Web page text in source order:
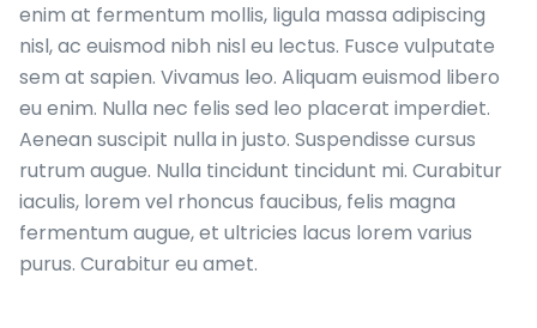
enim at fermentum mollis, ligula massa adipiscing
nisl, ac euismod nibh nisl eu lectus. Fusce vulputate
sem at sapien. Vivamus leo. Aliquam euismod libero
eu enim. Nulla nec felis sed leo placerat imperdiet.
Aenean suscipit nulla in justo. Suspendisse cursus
rutrum augue. Nulla tincidunt tincidunt mi. Curabitur
iaculis, lorem vel rhoncus faucibus, felis magna
fermentum augue, et ultricies lacus lorem varius
purus. Curabitur eu amet.